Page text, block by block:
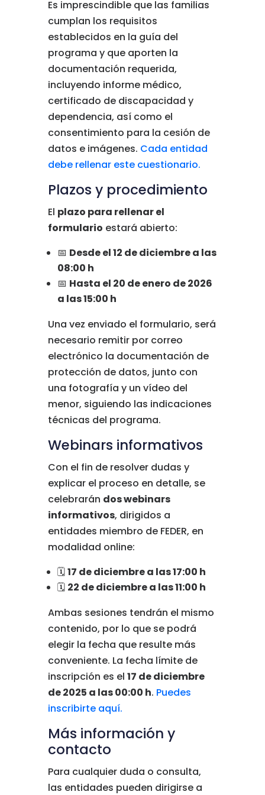
Es imprescindible que las familias
cumplan los requisitos
establecidos en la guía del
programa y que aporten la
documentación requerida,
incluyendo informe médico,
certificado de discapacidad y
dependencia, así como el
consentimiento para la cesión de
datos e imágenes. Cada entidad
debe rellenar este cuestionario.
Plazos y procedimiento
El plazo para rellenar el
formulario estará abierto:
📅 Desde el 12 de diciembre a las
08:00 h
📅 Hasta el 20 de enero de 2026
a las 15:00 h
Una vez enviado el formulario, será
necesario remitir por correo
electrónico la documentación de
protección de datos, junto con
una fotografía y un vídeo del
menor, siguiendo las indicaciones
técnicas del programa.
Webinars informativos
Con el fin de resolver dudas y
explicar el proceso en detalle, se
celebrarán dos webinars
informativos, dirigidos a
entidades miembro de FEDER, en
modalidad online:
🗓17 de diciembre a las 17:00 h
🗓 22 de diciembre a las 11:00 h
Ambas sesiones tendrán el mismo
contenido, por lo que se podrá
elegir la fecha que resulte más
conveniente. La fecha límite de
inscripción es el 17 de diciembre
de 2025 a las 00:00 h. Puedes
inscribirte aquí.
Más información y
contacto
Para cualquier duda o consulta,
las entidades pueden dirigirse a